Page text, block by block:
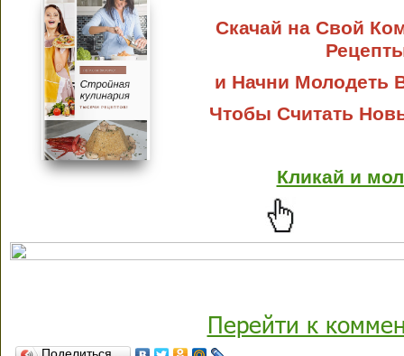
Скачай на Свой
и Начни Молодеть
Чтобы Считать
Кликай и
Перейти к